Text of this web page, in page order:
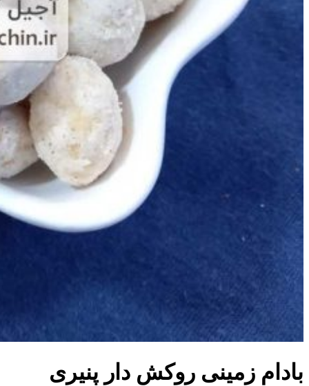
بادام زمینی روکش دار پنیری